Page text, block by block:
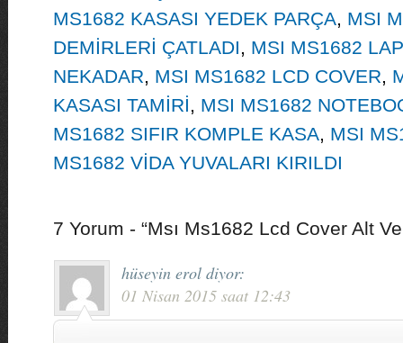
MS1682 KASASI YEDEK PARÇA, MSI
DEMİRLERİ ÇATLADI, MSI MS1682
NEKADAR, MSI MS1682 LCD COVER,
KASASI TAMİRİ, MSI MS1682
MS1682 SIFIR KOMPLE KASA, MSI
MS1682 VİDA YUVALARI KIRILDI
7 Yorum - “Msı Ms1682 Lcd Cover Alt
hüseyin erol diyor:
01 Nisan 2015 saat 12:43